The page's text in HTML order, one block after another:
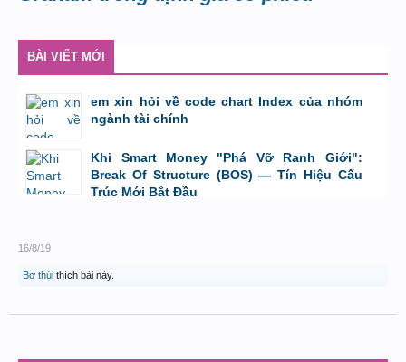
BÀI VIẾT MỚI
em xin hỏi về code chart Index của nhóm
ngành tài chính
bởi GiaBao09052000 ,8/7/26 lúc 10:21
Khi Smart Money "Phá Vỡ Ranh Giới":
Break Of Structure (BOS) — Tín Hiệu Cấu
Trúc Mới Bắt Đầu
16/8/19
Bơ thúi thích bài này.